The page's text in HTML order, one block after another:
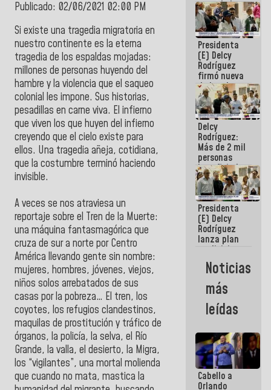
Publicado: 02/06/2021 02:00 PM
Si existe una tragedia migratoria en
nuestro continente es la eterna
tragedia de los espaldas mojadas:
millones de personas huyendo del
hambre y la violencia que el saqueo
colonial les impone. Sus historias,
pesadillas en carne viva. El infierno
que viven los que huyen del infierno
creyendo que el cielo existe para
ellos. Una tragedia añeja, cotidiana,
que la costumbre terminó haciendo
invisible.
A veces se nos atraviesa un
reportaje sobre el Tren de la Muerte:
una máquina fantasmagórica que
cruza de sur a norte por Centro
América llevando gente sin nombre:
mujeres, hombres, jóvenes, viejos,
niños solos arrebatados de sus
casas por la pobreza… El tren, los
coyotes, los refugios clandestinos,
maquilas de prostitución y tráfico de
órganos, la policía, la selva, el Río
Grande, la valla, el desierto, la Migra,
los “vigilantes”, una mortal molienda
que cuando no mata, mastica la
casa de los
Abuelos
Primavera
en Caracas
Presidenta
(E) Delcy
Rodríguez
firmó nueva
de Ley de
Arrendamiento
aprobada
por la AN
Delcy
Rodríguez:
Más de 2 mil
personas
beneficiadas
con planes
para
atención de
emergencia
sísmica en
la última
semana
Presidenta
(E) Delcy
Rodríguez
lanza plan
crediticio
con subsidio
a Juntas de
Condominio
Noticias
más
leídas
Cabello a
Orlando